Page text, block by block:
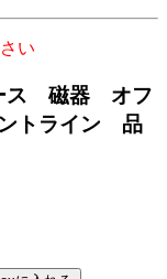
い
ース 磁器 オフ
トライン 品